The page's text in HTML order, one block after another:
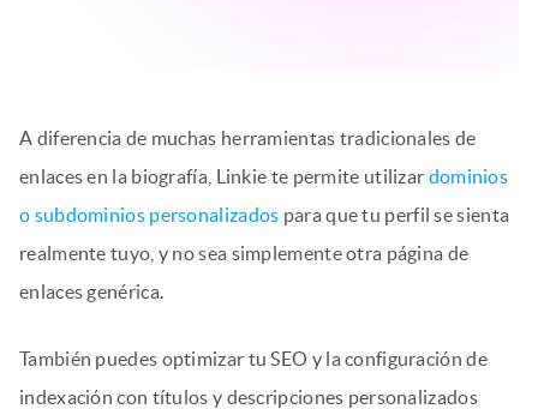
A diferencia de muchas herramientas tradicionales de
enlaces en la biografía, Linkie te permite utilizar dominios
o subdominios personalizados para que tu perfil se sienta
realmente tuyo, y no sea simplemente otra página de
enlaces genérica.
También puedes optimizar tu SEO y la configuración de
indexación con títulos y descripciones personalizados